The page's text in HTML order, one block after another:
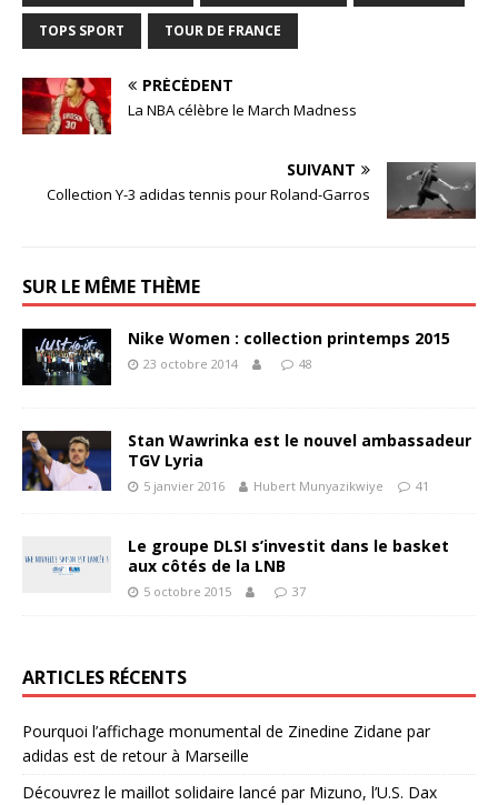
TOPS SPORT TOUR DE FRANCE
PRÉCÉDENT
La NBA célèbre le March Madness
SUIVANT
Collection Y-3 adidas tennis pour Roland-Garros
SUR LE MÊME THÈME
Nike Women : collection printemps 2015
23 octobre 2014 48
Stan Wawrinka est le nouvel ambassadeur
TGV Lyria
5 janvier 2016 Hubert Munyazikwiye 41
Le groupe DLSI s’investit dans le basket
aux côtés de la LNB
5 octobre 2015 37
ARTICLES RÉCENTS
Pourquoi l’affichage monumental de Zinedine Zidane par
adidas est de retour à Marseille
Découvrez le maillot solidaire lancé par Mizuno, l’U.S. Dax